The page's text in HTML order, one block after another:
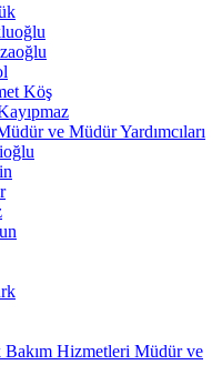
Köş
ve Müdür Yardımcıları
Bakım Hizmetleri Müdür ve